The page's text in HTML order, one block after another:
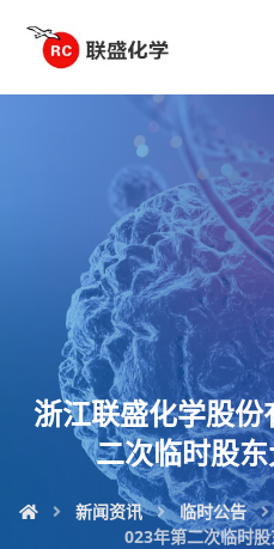
浙江联盛化学股
二次临时股
新闻资讯 临时公告
023年第二次临时